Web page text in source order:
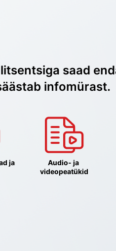
saad
infomürast.
ja
Audio- ja
videopeatükid